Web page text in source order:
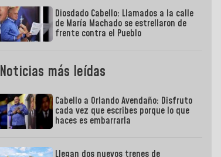
Diosdado Cabello: Llamados a la calle
de María Machado se estrellaron de
frente contra el Pueblo
Noticias más leídas
Cabello a Orlando Avendaño: Disfruto
cada vez que escribes porque lo que
haces es embarrarla
Llegan dos nuevos trenes de